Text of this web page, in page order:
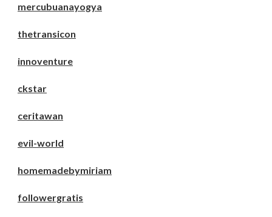
mercubuanayogya
thetransicon
innoventure
ckstar
ceritawan
evil-world
homemadebymiriam
followergratis